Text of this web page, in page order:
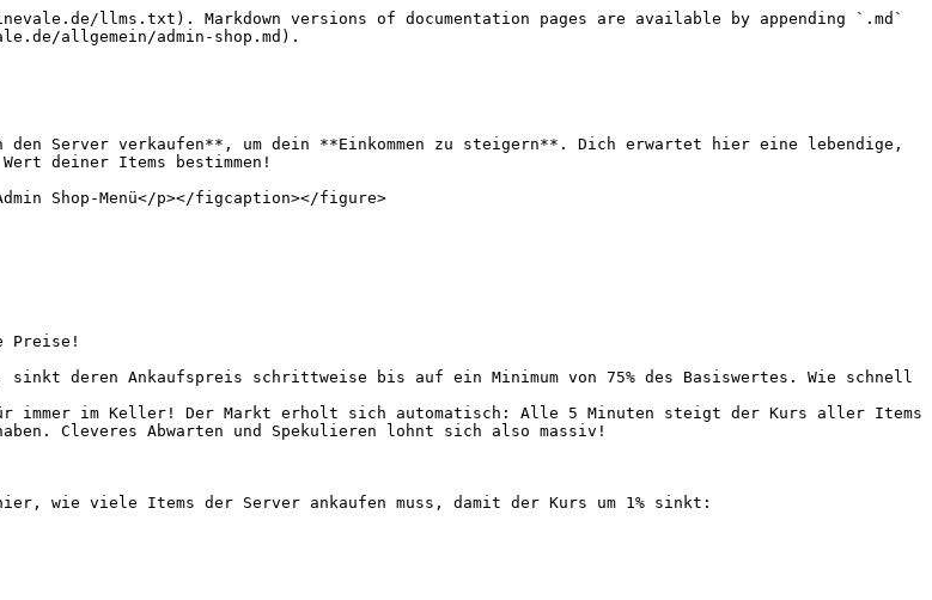
llms.txt). Markdown versions of documentation pages are available by appending `.md`
allgemein/admin-shop.md).
den Server verkaufen**, um dein **Einkommen zu steigern**. Dich erwartet hier eine lebendige,
deiner Items bestimmen!
Shop-Menü</p></figcaption></figure>
Preise!
deren Ankaufspreis schrittweise bis auf ein Minimum von 75% des Basiswertes. Wie schnell
im Keller! Der Markt erholt sich automatisch: Alle 5 Minuten steigt der Kurs aller Items
Cleveres Abwarten und Spekulieren lohnt sich also massiv!
wie viele Items der Server ankaufen muss, damit der Kurs um 1% sinkt: